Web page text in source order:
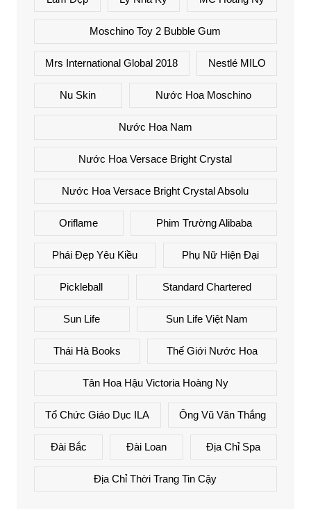
Moschino Toy 2 Bubble Gum
Mrs International Global 2018 Nestlé MILO
Nu Skin Nước Hoa Moschino
Nước Hoa Nam
Nước Hoa Versace Bright Crystal
Nước Hoa Versace Bright Crystal Absolu
Oriflame Phim Trường Alibaba
Phái Đẹp Yêu Kiều Phụ Nữ Hiện Đại
Pickleball Standard Chartered
Sun Life Sun Life Việt Nam
Thái Hà Books Thế Giới Nước Hoa
Tân Hoa Hậu Victoria Hoàng Ny
Tổ Chức Giáo Dục ILA Ông Vũ Văn Thắng
Đài Bắc Đài Loan Địa Chỉ Spa
Địa Chỉ Thời Trang Tin Cậy